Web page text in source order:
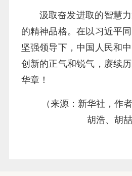
汲取奋发进取的智慧
的精神品格。在以习近平
坚强领导下，中国人民和
创新的正气和锐气，赓续
华章！
（来源：新华社，作
胡浩、胡